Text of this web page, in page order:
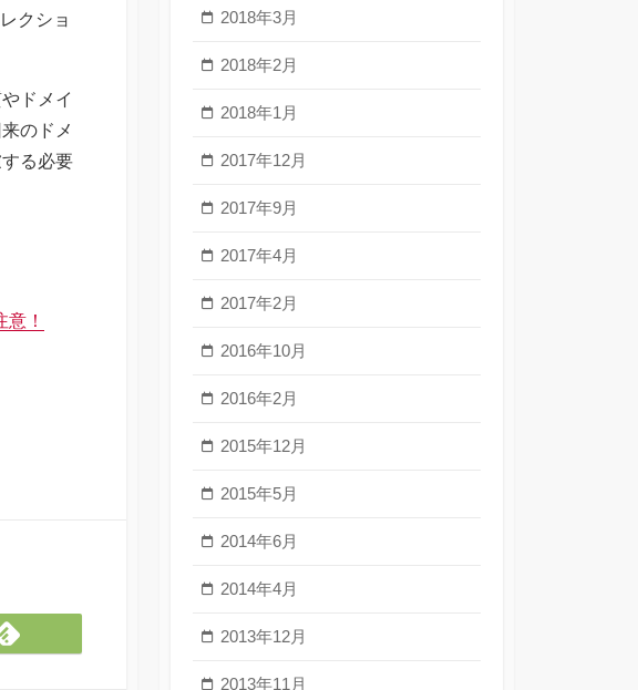
クショ
ドメイ
のドメ
る必要
！
Feedly
で
2018年3月
2018年2月
2018年1月
2017年12月
2017年9月
2017年4月
2017年2月
2016年10月
2016年2月
2015年12月
2015年5月
2014年6月
2014年4月
2013年12月
2013年11月